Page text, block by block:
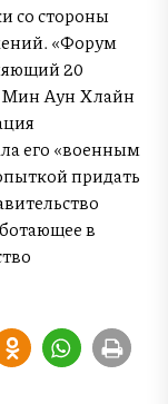
со стороны
«Форум
20
Мин Аун Хлайн
его «военным
придать
в